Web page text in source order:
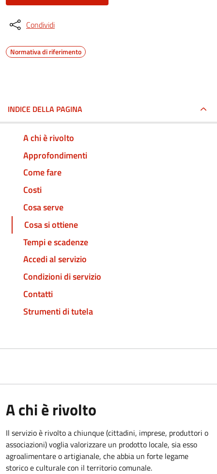
Condividi
Normativa di riferimento
INDICE DELLA PAGINA
A chi è rivolto
Approfondimenti
Come fare
Costi
Cosa serve
Cosa si ottiene
Tempi e scadenze
Accedi al servizio
Condizioni di servizio
Contatti
Strumenti di tutela
A chi è rivolto
Il servizio è rivolto a chiunque (cittadini, imprese, produttori o
associazioni) voglia valorizzare un prodotto locale, sia esso
agroalimentare o artigianale, che abbia un forte legame
storico e culturale con il territorio comunale.